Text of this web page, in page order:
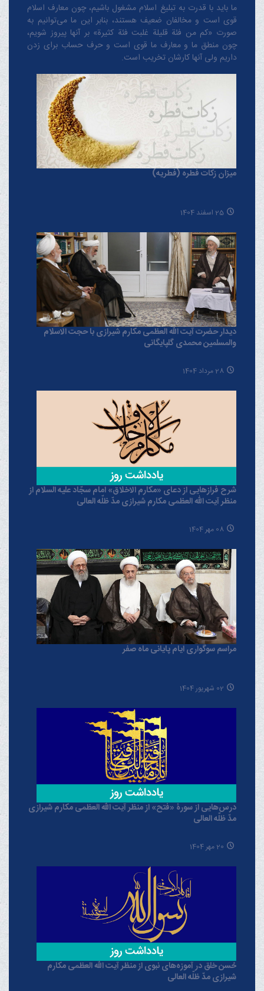
ما باید با قدرت به تبلیغ اسلام مشغول باشیم، چون معارف اسلام
قوی است و مخالفان ضعیف هستند، بنابر این ما می‌توانیم به
صورت «کم من فئة قلیلة غلبت فئة کثیرة» بر آنها پیروز شویم،
چون منطق‌ ما و معارف ‌ما قوی است و حرف حساب برای زدن
داریم ولی آنها کارشان تخریب است.
میزان زکات فطره (فطریه)
25 اسفند 1404
دیدار حضرت آیت الله العظمی مکارم شیرازی با حجت الاسلام
والمسلمین محمدی گلپایگانی
28 مرداد 1404
شرح فرازهایی از دعای «مکارم الاخلاق» امام سجّاد علیه السلام از
منظر آیت الله العظمی مکارم شیرازی مدّ ظلّه العالی
08 مهر 1404
مراسم سوگواری ایام پایانی ماه صفر
02 شهریور 1404
درس‌هایی از سورۀ «فتح» از منظر آیت الله العظمی مکارم شیرازی
مدّ ظلّه العالی
20 مهر 1404
حُسن خلق در آموزه‌های نبوی از منظر آیت الله العظمی مکارم
شیرازی مدّ ظلّه العالی